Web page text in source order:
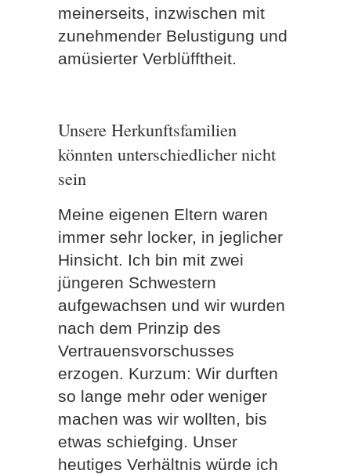
meinerseits, inzwischen mit
zunehmender Belustigung und
amüsierter Verblüfftheit.
Unsere Herkunftsfamilien
könnten unterschiedlicher nicht
sein
Meine eigenen Eltern waren
immer sehr locker, in jeglicher
Hinsicht. Ich bin mit zwei
jüngeren Schwestern
aufgewachsen und wir wurden
nach dem Prinzip des
Vertrauensvorschusses
erzogen. Kurzum: Wir durften
so lange mehr oder weniger
machen was wir wollten, bis
etwas schiefging. Unser
heutiges Verhältnis würde ich